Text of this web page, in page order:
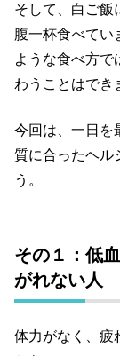
そして、白ご飯
腹一杯食べてい
ような食べ方で
わうことはでき
今回は、一日を
質に合ったヘル
う。
その１：低
がれない人
体力がなく、疲